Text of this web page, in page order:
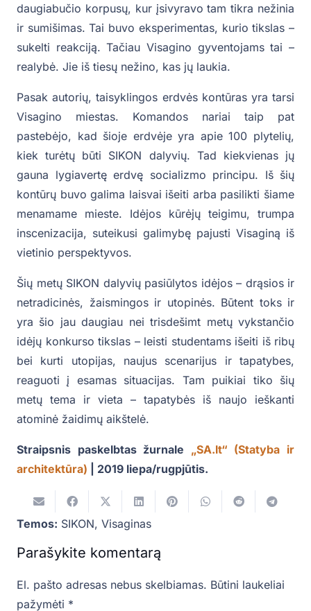
daugiabučio korpusų, kur įsivyravo tam tikra nežinia
ir sumišimas. Tai buvo eksperimentas, kurio tikslas –
sukelti reakciją. Tačiau Visagino gyventojams tai –
realybė. Jie iš tiesų nežino, kas jų laukia.
Pasak autorių, taisyklingos erdvės kontūras yra tarsi
Visagino miestas. Komandos nariai taip pat
pastebėjo, kad šioje erdvėje yra apie 100 plytelių,
kiek turėtų būti SIKON dalyvių. Tad kiekvienas jų
gauna lygiavertę erdvę socializmo principu. Iš šių
kontūrų buvo galima laisvai išeiti arba pasilikti šiame
menamame mieste. Idėjos kūrėjų teigimu, trumpa
inscenizacija, suteikusi galimybę pajusti Visaginą iš
vietinio perspektyvos.
Šių metų SIKON dalyvių pasiūlytos idėjos – drąsios ir
netradicinės, žaismingos ir utopinės. Būtent toks ir
yra šio jau daugiau nei trisdešimt metų vykstančio
idėjų konkurso tikslas – leisti studentams išeiti iš ribų
bei kurti utopijas, naujus scenarijus ir tapatybes,
reaguoti į esamas situacijas. Tam puikiai tiko šių
metų tema ir vieta – tapatybės iš naujo ieškanti
atominė žaidimų aikštelė.
Straipsnis paskelbtas žurnale „SA.lt“ (Statyba ir
architektūra) | 2019 liepa/rugpjūtis.
Temos: SIKON, Visaginas
Parašykite komentarą
El. pašto adresas nebus skelbiamas. Būtini laukeliai
pažymėti *